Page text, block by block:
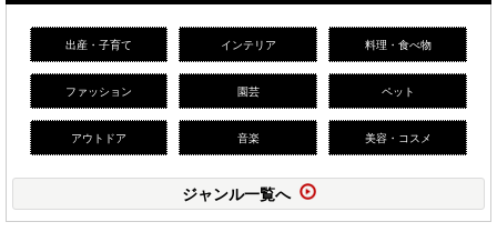
出産・子育て インテリア 料理・食べ物
ファッション 園芸 ペット
アウトドア 音楽 美容・コスメ
ジャンル一覧へ